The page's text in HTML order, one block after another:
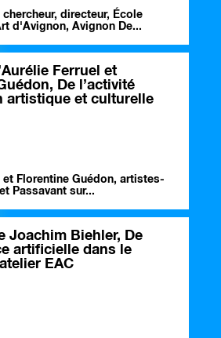
chercheur, directeur, École
d'Avignon, Avignon De...
Ferruel et
De l’activité
artistique et culturelle
et Florentine Guédon, artistes-
Passavant sur...
Joachim Biehler, De
artificielle dans le
EAC